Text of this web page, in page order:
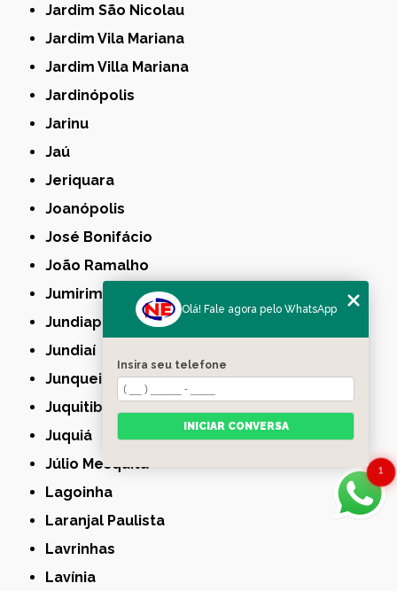
Jardim São Nicolau
Jardim Vila Mariana
Jardim Villa Mariana
Jardinópolis
Jarinu
Jaú
Jeriquara
Joanópolis
José Bonifácio
João Ramalho
Jumirim
Jundiapeba
Jundiaí
Junqueirópolis
Juquitiba
Juquiá
Júlio Mesquita
Lagoinha
Laranjal Paulista
Lavrinhas
Lavínia
1
Olá! Fale agora pelo WhatsApp
Insira seu telefone
INICIAR CONVERSA